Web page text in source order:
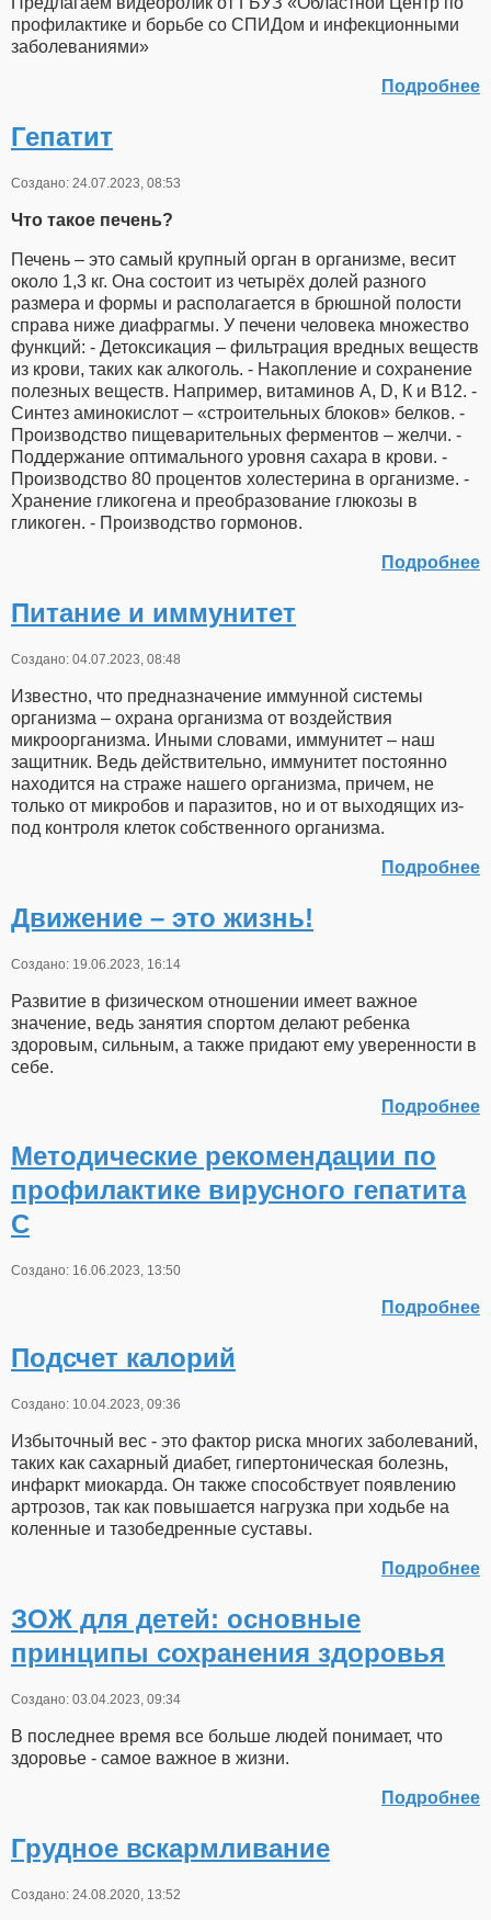
профилактике и борьбе со СПИДом и инфекционными
заболеваниями»
Подробнее
Гепатит
Создано: 24.07.2023, 08:53
Что такое печень?
Печень – это самый крупный орган в организме, весит
около 1,3 кг. Она состоит из четырёх долей разного
размера и формы и располагается в брюшной полости
справа ниже диафрагмы. У печени человека множество
функций: - Детоксикация – фильтрация вредных веществ
из крови, таких как алкоголь. - Накопление и сохранение
полезных веществ. Например, витаминов А, D, К и В12. -
Синтез аминокислот – «строительных блоков» белков. -
Производство пищеварительных ферментов – желчи. -
Поддержание оптимального уровня сахара в крови. -
Производство 80 процентов холестерина в организме. -
Хранение гликогена и преобразование глюкозы в
гликоген. - Производство гормонов.
Подробнее
Питание и иммунитет
Создано: 04.07.2023, 08:48
Известно, что предназначение иммунной системы
организма – охрана организма от воздействия
микроорганизма. Иными словами, иммунитет – наш
защитник. Ведь действительно, иммунитет постоянно
находится на страже нашего организма, причем, не
только от микробов и паразитов, но и от выходящих из-
под контроля клеток собственного организма.
Подробнее
Движение – это жизнь!
Создано: 19.06.2023, 16:14
Развитие в физическом отношении имеет важное
значение, ведь занятия спортом делают ребенка
здоровым, сильным, а также придают ему уверенности в
себе.
Подробнее
Методические рекомендации по
профилактике вирусного гепатита
С
Создано: 16.06.2023, 13:50
Подробнее
Подсчет калорий
Создано: 10.04.2023, 09:36
Избыточный вес - это фактор риска многих заболеваний,
таких как сахарный диабет, гипертоническая болезнь,
инфаркт миокарда. Он также способствует появлению
артрозов, так как повышается нагрузка при ходьбе на
коленные и тазобедренные суставы.
Подробнее
ЗОЖ для детей: основные
принципы сохранения здоровья
Создано: 03.04.2023, 09:34
В последнее время все больше людей понимает, что
здоровье - самое важное в жизни.
Подробнее
Грудное вскармливание
Создано: 24.08.2020, 13:52